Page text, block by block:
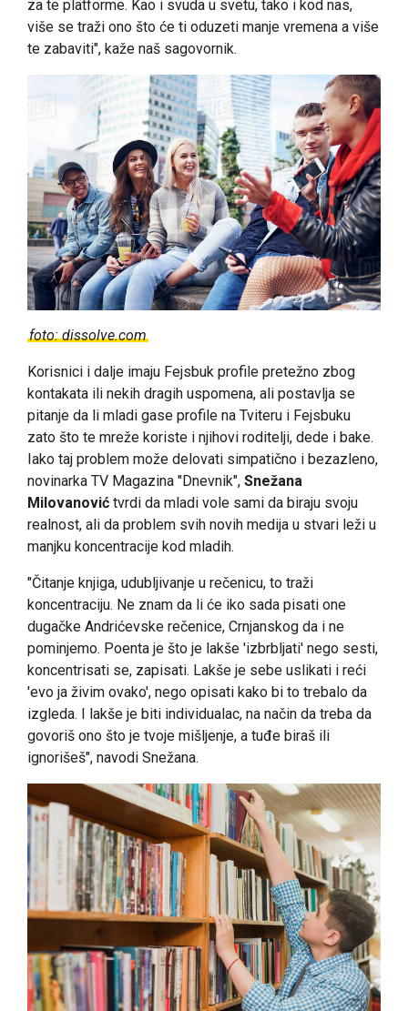
za te platforme. Kao i svuda u svetu, tako i kod nas,
više se traži ono što će ti oduzeti manje vremena a više
te zabaviti", kaže naš sagovornik.
foto: dissolve.com
Korisnici i dalje imaju Fejsbuk profile pretežno zbog
kontakata ili nekih dragih uspomena, ali postavlja se
pitanje da li mladi gase profile na Tviteru i Fejsbuku
zato što te mreže koriste i njihovi roditelji, dede i bake.
Iako taj problem može delovati simpatično i bezazleno,
novinarka TV Magazina "Dnevnik", Snežana
Milovanović tvrdi da mladi vole sami da biraju svoju
realnost, ali da problem svih novih medija u stvari leži u
manjku koncentracije kod mladih.
"Čitanje knjiga, udubljivanje u rečenicu, to traži
koncentraciju. Ne znam da li će iko sada pisati one
dugačke Andrićevske rečenice, Crnjanskog da i ne
pominjemo. Poenta je što je lakše 'izbrbljati' nego sesti,
koncentrisati se, zapisati. Lakše je sebe uslikati i reći
'evo ja živim ovako', nego opisati kako bi to trebalo da
izgleda. I lakše je biti individualac, na način da treba da
govoriš ono što je tvoje mišljenje, a tuđe biraš ili
ignorišeš", navodi Snežana.